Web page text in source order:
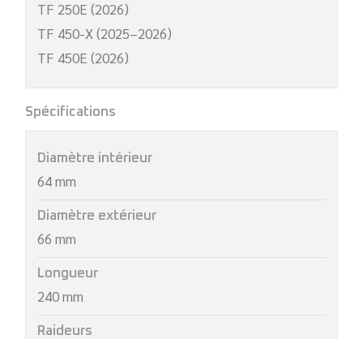
TF 250E (2026)
TF 450-X (2025–2026)
TF 450E (2026)
Spécifications
Diamètre intérieur
64 mm
Diamètre extérieur
66 mm
Longueur
240 mm
Raideurs